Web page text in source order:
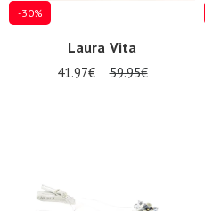
-30%
Laura Vita
41.97€ 59.95€